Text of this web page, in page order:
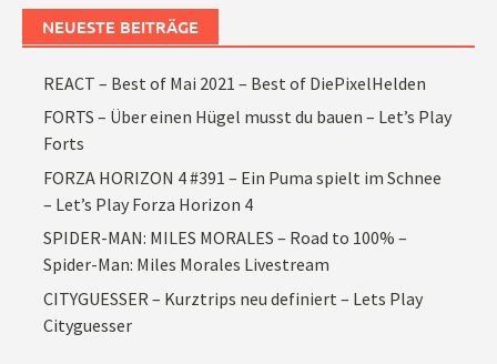
NEUESTE BEITRÄGE
REACT – Best of Mai 2021 – Best of DiePixelHelden
FORTS – Über einen Hügel musst du bauen – Let’s Play
Forts
FORZA HORIZON 4 #391 – Ein Puma spielt im Schnee
– Let’s Play Forza Horizon 4
SPIDER-MAN: MILES MORALES – Road to 100% –
Spider-Man: Miles Morales Livestream
CITYGUESSER – Kurztrips neu definiert – Lets Play
Cityguesser